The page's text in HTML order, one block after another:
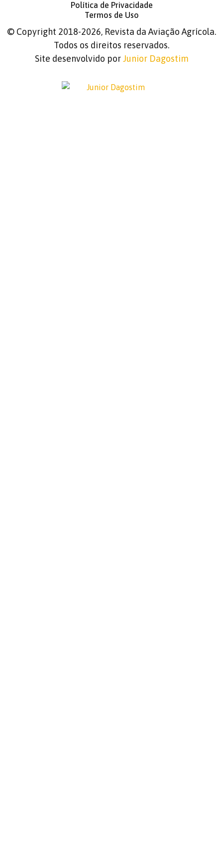
Política de Privacidade
Termos de Uso
© Copyright 2018-2026, Revista da Aviação Agrícola.
Todos os direitos reservados.
Site desenvolvido porJunior Dagostim